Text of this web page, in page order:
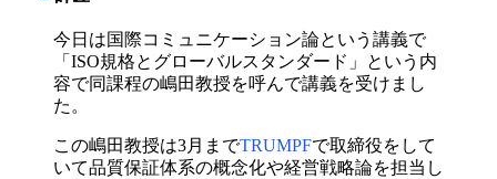
今日は国際コミュニケーション論という講義で
「ISO規格とグローバルスタンダード」という内
容で同課程の嶋田教授を呼んで講義を受けまし
た。
この嶋田教授は3月までTRUMPFで取締役をして
いて品質保証体系の概念化や経営戦略論を担当し